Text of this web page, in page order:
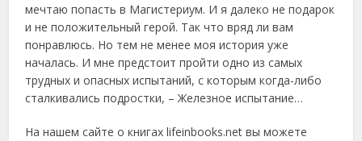
мечтаю попасть в Магистериум. И я далеко не подарок
и не положительный герой. Так что вряд ли вам
понравлюсь. Но тем не менее моя история уже
началась. И мне предстоит пройти одно из самых
трудных и опасных испытаний, с которым когда-либо
сталкивались подростки, – Железное испытание…
На нашем сайте о книгах lifeinbooks.net вы можете